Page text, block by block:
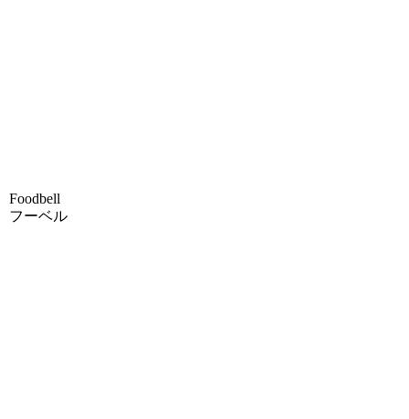
Foodbell
フーベル